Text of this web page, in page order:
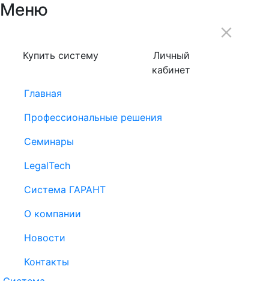
Меню
Купить систему
Личный
кабинет
Главная
Профессиональные решения
Семинары
LegalTech
Система ГАРАНТ
О компании
Новости
Контакты